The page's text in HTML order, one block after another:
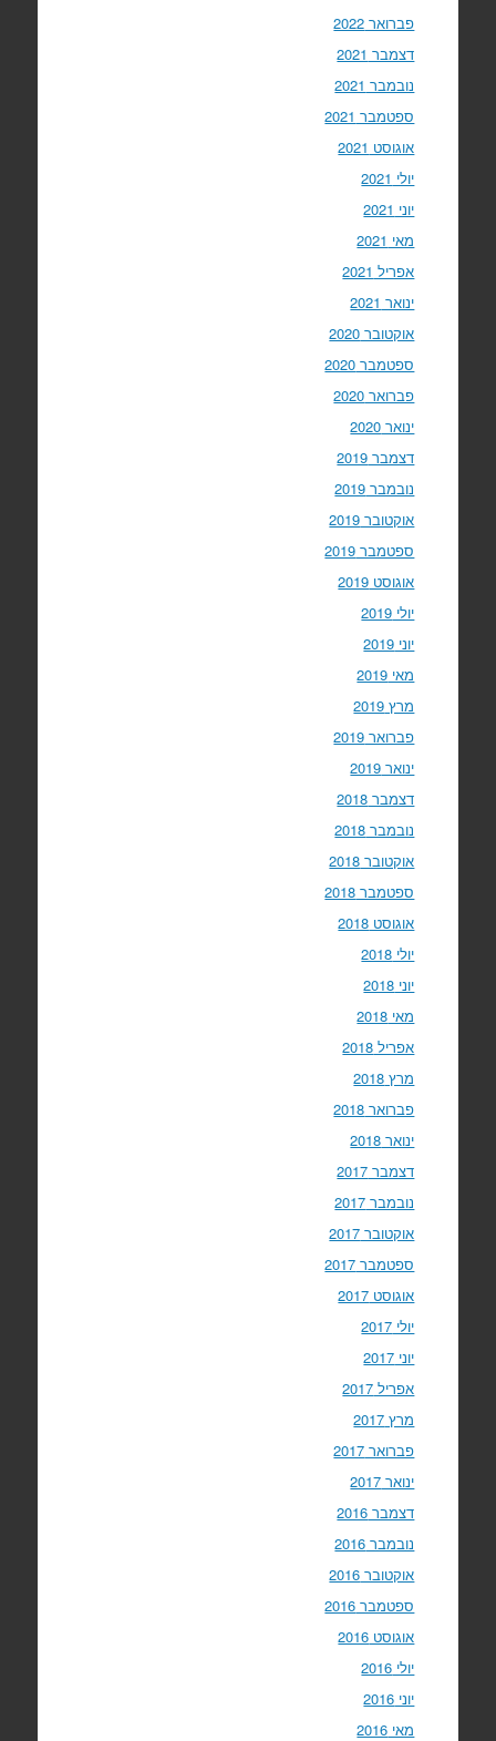
פברואר 2022
דצמבר 2021
נובמבר 2021
ספטמבר 2021
אוגוסט 2021
יולי 2021
יוני 2021
מאי 2021
אפריל 2021
ינואר 2021
אוקטובר 2020
ספטמבר 2020
פברואר 2020
ינואר 2020
דצמבר 2019
נובמבר 2019
אוקטובר 2019
ספטמבר 2019
אוגוסט 2019
יולי 2019
יוני 2019
מאי 2019
מרץ 2019
פברואר 2019
ינואר 2019
דצמבר 2018
נובמבר 2018
אוקטובר 2018
ספטמבר 2018
אוגוסט 2018
יולי 2018
יוני 2018
מאי 2018
אפריל 2018
מרץ 2018
פברואר 2018
ינואר 2018
דצמבר 2017
נובמבר 2017
אוקטובר 2017
ספטמבר 2017
אוגוסט 2017
יולי 2017
יוני 2017
אפריל 2017
מרץ 2017
פברואר 2017
ינואר 2017
דצמבר 2016
נובמבר 2016
אוקטובר 2016
ספטמבר 2016
אוגוסט 2016
יולי 2016
יוני 2016
מאי 2016